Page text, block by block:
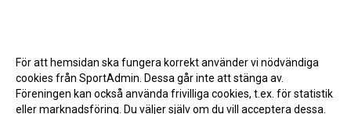
För att hemsidan ska fungera korrekt använder vi nödvändiga
cookies från SportAdmin. Dessa går inte att stänga av.
Föreningen kan också använda frivilliga cookies, t.ex. för statistik
eller marknadsföring. Du väljer själv om du vill acceptera dessa.